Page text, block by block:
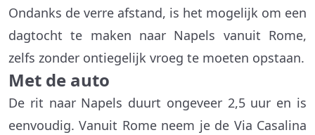
Ondanks de verre afstand, is het mogelijk om een
dagtocht te maken naar Napels vanuit Rome,
zelfs zonder ontiegelijk vroeg te moeten opstaan.
Met de auto
De rit naar Napels duurt ongeveer 2,5 uur en is
eenvoudig. Vanuit Rome neem je de Via Casalina